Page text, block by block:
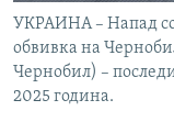
УКРАИНА – Напад
обвивка на
Чернобил) –
2025 година.